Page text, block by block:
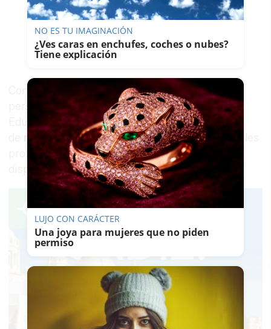
Con esta adjudicación, el Gobierno municipal
persigue ofrecer a los centros educativos de
Educación Infantil y Primaria la posibilidad
mejorar la atención a los colegioscon perfiles
profesionales de los que el Ayuntamiento no
dispone actualmente.
NO ES TU IMAGINACIÓN
¿Ves caras en enchufes, coches o nubes?
Tiene explicación
LUJO CON CARÁCTER
Una joya para mujeres que no piden
permiso